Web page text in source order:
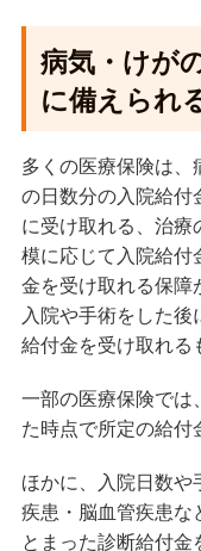
病気・けが
に備えられ
多くの医療保険は、
の日数分の入院給付
に受け取れる、治療
模に応じて入院給付
金を受け取れる保障
入院や手術をした
給付金を受け取れる
一部の医療保険では
た時点で所定の給付
ほかに、入院日数や
疾患・脳血管疾患な
とまった診断給付金